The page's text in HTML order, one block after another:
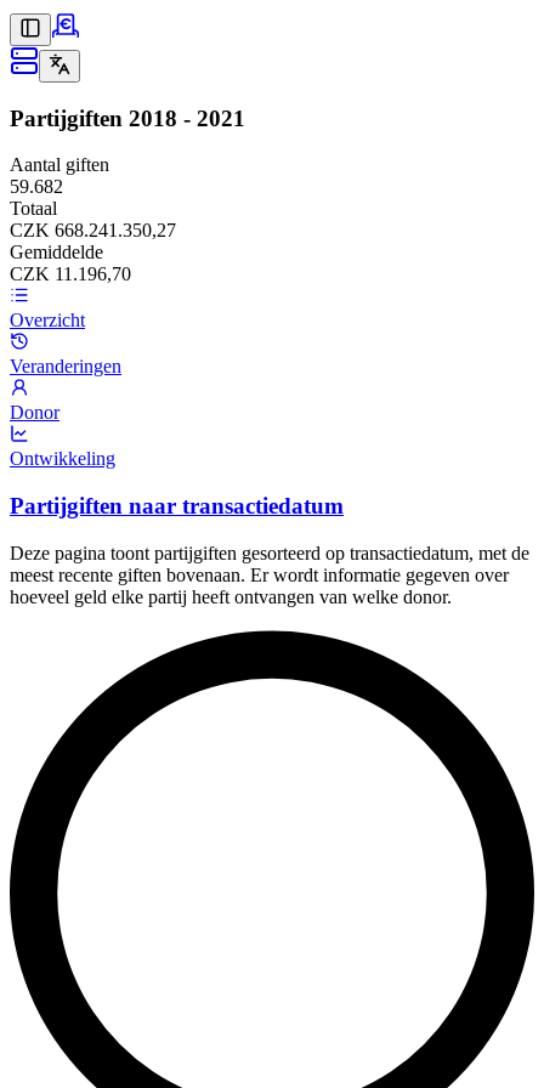
Partijgiften 2018 - 2021
Aantal giften
59.682
Totaal
CZK 668.241.350,27
Gemiddelde
CZK 11.196,70
Overzicht
Veranderingen
Donor
Ontwikkeling
Partijgiften naar transactiedatum
Deze pagina toont partijgiften gesorteerd op transactiedatum, met de
meest recente giften bovenaan. Er wordt informatie gegeven over
hoeveel geld elke partij heeft ontvangen van welke donor.